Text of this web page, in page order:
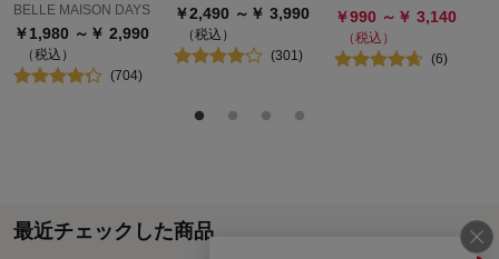
BELLE MAISON DAYS
￥1,980 ～￥ 2,990
（税込）
(704)
￥2,490 ～￥ 3,990
（税込）
(301 )
￥990 ～￥ 3,140
（税込）
(6)
最近チェックした商品